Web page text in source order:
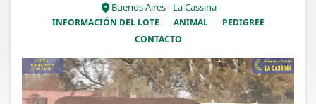
INFORMACIÓN DEL LOTE ANIMAL
PEDIGREE
CONTACTO
Buenos Aires - La Cassina